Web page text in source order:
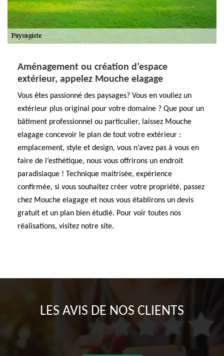
Aménagement ou création d’espace
extérieur, appelez Mouche elagage
Vous êtes passionné des paysages? Vous en vouliez un
extérieur plus original pour votre domaine ? Que pour un
bâtiment professionnel ou particulier, laissez Mouche
elagage concevoir le plan de tout votre extérieur :
emplacement, style et design, vous n’avez pas à vous en
faire de l’esthétique, nous vous offrirons un endroit
paradisiaque ! Technique maitrisée, expérience
confirmée, si vous souhaitez créer votre propriété, passez
chez Mouche elagage et nous vous établirons un devis
gratuit et un plan bien étudié. Pour voir toutes nos
réalisations, visitez notre site.
LES AVIS DE NOS CLIENTS